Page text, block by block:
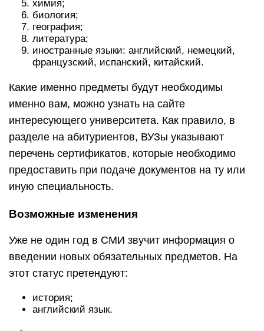
химия;
биология;
география;
литература;
иностранные языки: английский, немецкий,
французский, испанский, китайский.
Какие именно предметы будут необходимы
именно вам, можно узнать на сайте
интересующего университета. Как правило, в
разделе на абитуриентов, ВУЗы указывают
перечень сертификатов, которые необходимо
предоставить при подаче документов на ту или
иную специальность.
Возможные изменения
Уже не один год в СМИ звучит информация о
введении новых обязательных предметов. На
этот статус претендуют:
история;
английский язык.